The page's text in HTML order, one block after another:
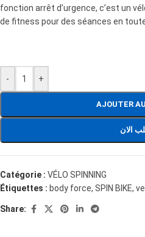
fonction arrêt d’urgence, c’est un
de fitness pour des séances en
- +
AJOUTER
الان
Catégorie : VÉLO SPINNING
Étiquettes : body force, SPIN BIKE,
Share: